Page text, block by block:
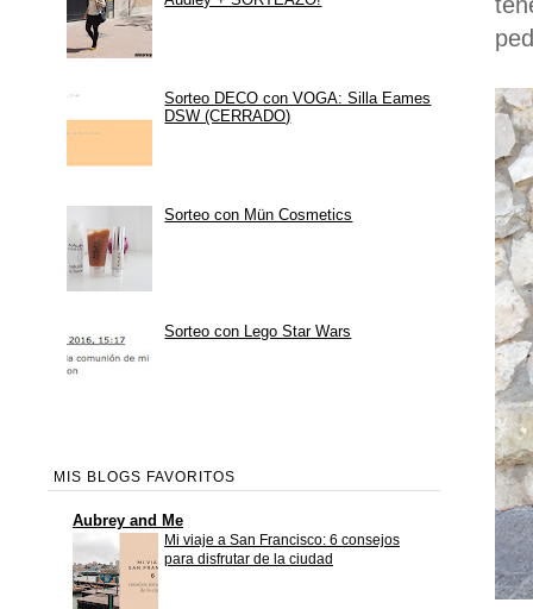
Sorteo DECO con VOGA: Silla Eames
DSW (CERRADO)
Sorteo con Mün Cosmetics
Sorteo con Lego Star Wars
MIS BLOGS FAVORITOS
Aubrey and Me
Mi viaje a San Francisco: 6 consejos
para disfrutar de la ciudad